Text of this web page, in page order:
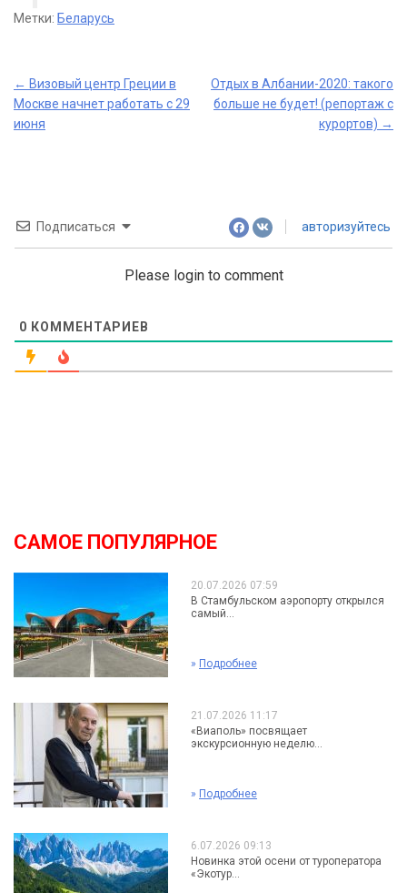
Метки: Беларусь
Post
navigation
← Визовый центр Греции в
Москве начнет работать с 29
июня
Отдых в Албании-2020: такого
больше не будет! (репортаж с
курортов) →
Подписаться авторизуйтесь
Please login to comment
0 КОММЕНТАРИЕВ
САМОЕ ПОПУЛЯРНОЕ
20.07.2026 07:59
В Стамбульском аэропорту открылся
самый...
» Подробнее
21.07.2026 11:17
«Виаполь» посвящает
экскурсионную неделю...
» Подробнее
6.07.2026 09:13
Новинка этой осени от туроператора
«Экотур...